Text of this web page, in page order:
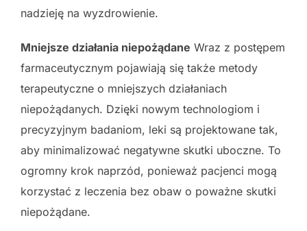
nadzieję na wyzdrowienie.
Mniejsze działania niepożądane Wraz z postępem
farmaceutycznym pojawiają się także metody
terapeutyczne o mniejszych działaniach
niepożądanych. Dzięki nowym technologiom i
precyzyjnym badaniom, leki są projektowane tak,
aby minimalizować negatywne skutki uboczne. To
ogromny krok naprzód, ponieważ pacjenci mogą
korzystać z leczenia bez obaw o poważne skutki
niepożądane.